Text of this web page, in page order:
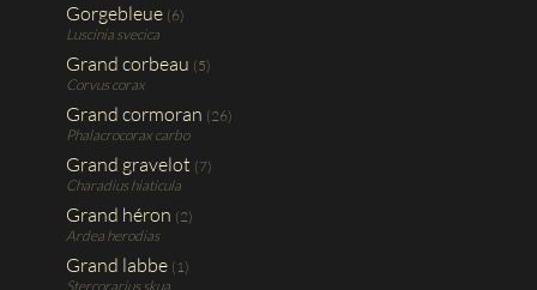
Gorgebleue (6)
Luscinia svecica
Grand corbeau (5)
Corvus corax
Grand cormoran (26)
Phalacrocorax carbo
Grand gravelot (7)
Charadius hiaticula
Grand héron (2)
Ardea herodias
Grand labbe (1)
Stercorarius skua